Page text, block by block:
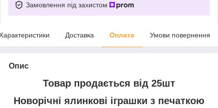
Замовлення під захистом
Доставка Оплата Умови повернення
Опис
Товар продається від 25шт
Новорічні ялинкові іграшки з печаткою